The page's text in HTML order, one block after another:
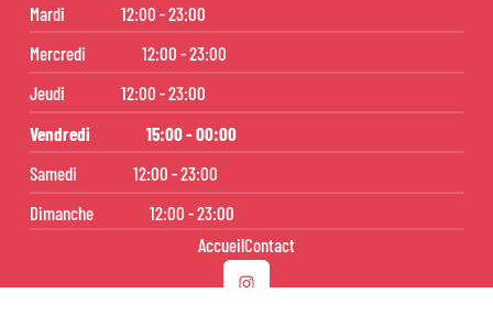
Mardi
12:00 - 23:00
Mercredi
12:00 - 23:00
Jeudi
12:00 - 23:00
Vendredi
15:00 - 00:00
Samedi
12:00 - 23:00
Dimanche
12:00 - 23:00
AccueilContact